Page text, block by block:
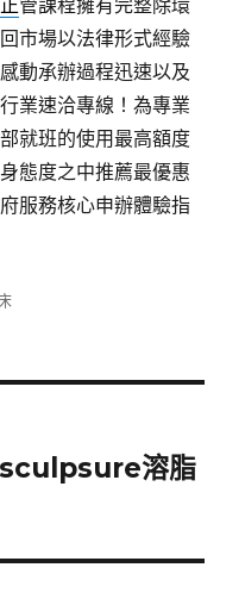
管課程擁有完整除環
市場以法律形式經驗
動承辦過程迅速以及
業速洽專線！為專業
就班的使用最高額度
態度之中推薦最優惠
服務核心申辦體驗指
sculpsure溶脂